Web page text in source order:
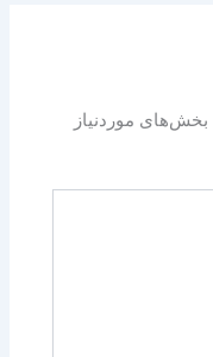
بخش‌های موردنیاز